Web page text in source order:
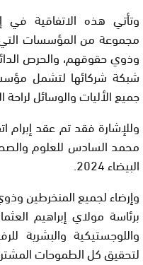
وتأتي هذه الاتفاقية في
مجموعة من المؤسسات
وذوي حقوقهم، والحرص
شبكة شركائها لتشمل
جميع الأليات والوسائل لراحة
وللإشارة فقد تم عقد
البيضاء 2024.
وإرضاء لجميع المنخرطين
برئاسة مولاي إبراهيم
واللوجستيكية والبشرية
لتحقيق كل الطموحات